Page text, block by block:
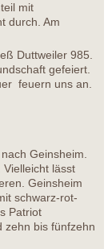
mit
durch. Am
Duttweiler 985.
gefeiert.
feuern uns an.
Geinsheim.
lässt
Geinsheim
schwarz-rot-
Patriot
zehn bis fünfzehn